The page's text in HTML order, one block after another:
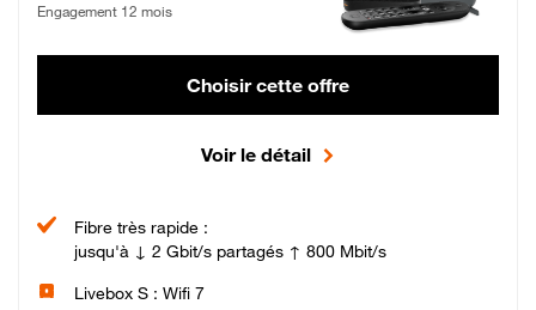
Engagement 12 mois
Choisir cette offre
Voir le détail
Fibre très rapide :
jusqu'à ↓ 2 Gbit/s partagés ↑ 800 Mbit/s
Livebox S : Wifi 7